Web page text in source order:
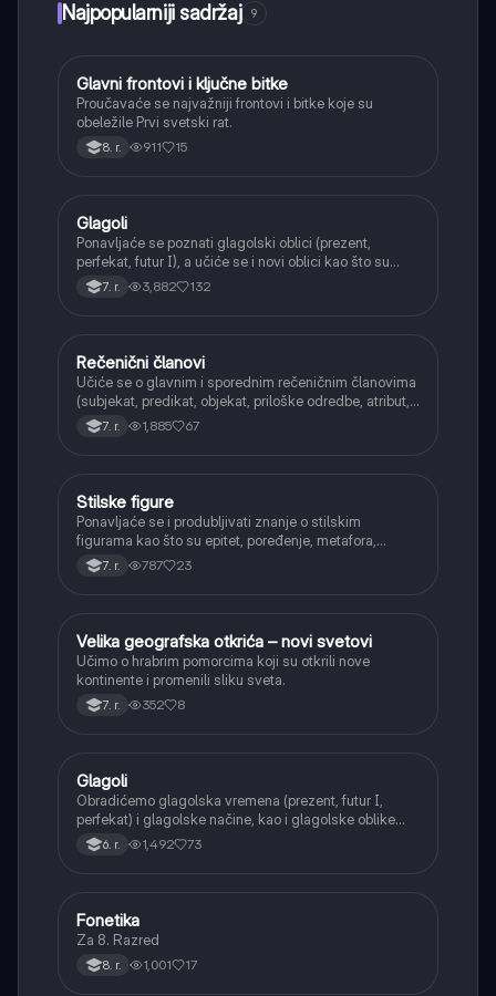
Najpopularniji sadržaj 9
Istorija
Glavni frontovi i ključne bitke
Proučavaće se najvažniji frontovi i bitke koje su
obeležile Prvi svetski rat.
8. r. 911 15
Srpski jezik
Glagoli
Ponavljaće se poznati glagolski oblici (prezent,
perfekat, futur I), a učiće se i novi oblici kao što su
aorist, imperfekat, pluskvamperfekat, futur II, kao i
glagolski prilozi i pridevi.
7. r. 3,882 132
Srpski jezik
Rečenični članovi
Učiće se o glavnim i sporednim rečeničnim članovima
(subjekat, predikat, objekat, priloške odredbe, atribut,
apozicija) i njihovoj funkciji.
7. r. 1,885 67
Srpski jezik
Stilske figure
Ponavljaće se i produbljivati znanje o stilskim
figurama kao što su epitet, poređenje, metafora,
personifikacija, hiperbola, onomatopeja, aliteracija i
asonanca, razumevajući njihovu ulogu u tekstu.
7. r. 787 23
Istorija
Velika geografska otkrića – novi svetovi
Učimo o hrabrim pomorcima koji su otkrili nove
kontinente i promenili sliku sveta.
7. r. 352 8
Srpski jezik
Glagoli
Obradićemo glagolska vremena (prezent, futur I,
perfekat) i glagolske načine, kao i glagolske oblike
(infinitiv, glagolski pridevi i prilozi) i glagolski vid
(svršeni i nesvršeni).
6. r. 1,492 73
Srpski jezik
Fonetika
Za 8. Razred
8. r. 1,001 17